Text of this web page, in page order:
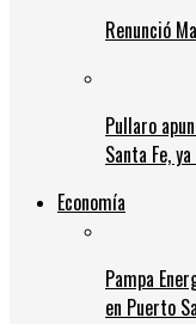
Renunció
Pullaro
Santa Fe,
Economía
Pampa
en Puerto